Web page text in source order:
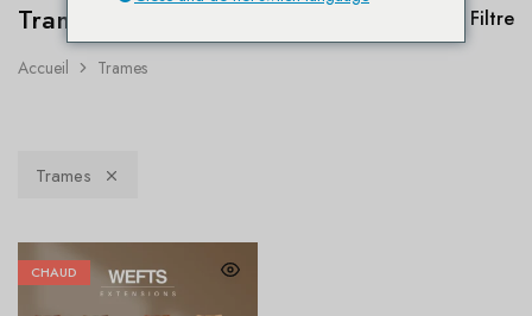
Trames
Accueil Trames
Filtre
Trames
CHAUD